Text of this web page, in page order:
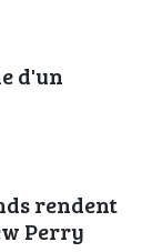
d'un
rendent
Perry